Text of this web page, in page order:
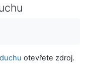
otevřete zdroj.